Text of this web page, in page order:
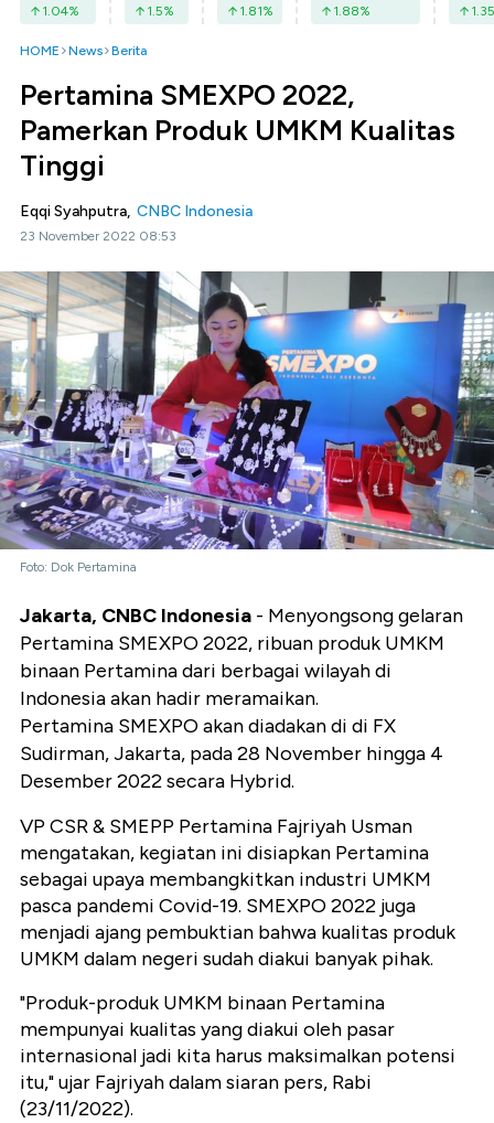
1.04% 1.5% 1.81% 1.88% 1.35
HOME News Berita
Pertamina SMEXPO 2022,
Pamerkan Produk UMKM Kualitas
Tinggi
Eqqi Syahputra, CNBC Indonesia
23 November 2022 08:53
Foto: Dok Pertamina
Jakarta, CNBC Indonesia - Menyongsong gelaran
Pertamina SMEXPO 2022, ribuan produk UMKM
binaan Pertamina dari berbagai wilayah di
Indonesia akan hadir meramaikan.
Pertamina SMEXPO akan diadakan di di FX
Sudirman, Jakarta, pada 28 November hingga 4
Desember 2022 secara Hybrid.
VP CSR & SMEPP Pertamina Fajriyah Usman
mengatakan, kegiatan ini disiapkan Pertamina
sebagai upaya membangkitkan industri UMKM
pasca pandemi Covid-19. SMEXPO 2022 juga
menjadi ajang pembuktian bahwa kualitas produk
UMKM dalam negeri sudah diakui banyak pihak.
"Produk-produk UMKM binaan Pertamina
mempunyai kualitas yang diakui oleh pasar
internasional jadi kita harus maksimalkan potensi
itu," ujar Fajriyah dalam siaran pers, Rabi
(23/11/2022).